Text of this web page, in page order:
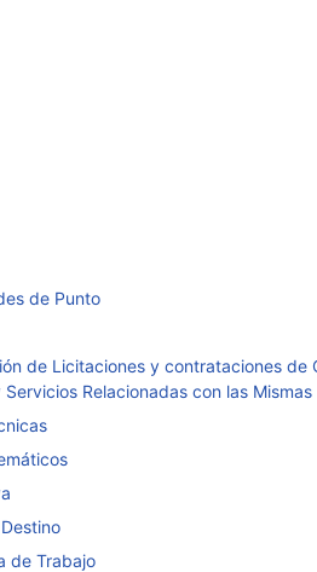
de Punto
de Licitaciones y contrataciones de
Servicios Relacionadas con las Mismas
de Trabajo